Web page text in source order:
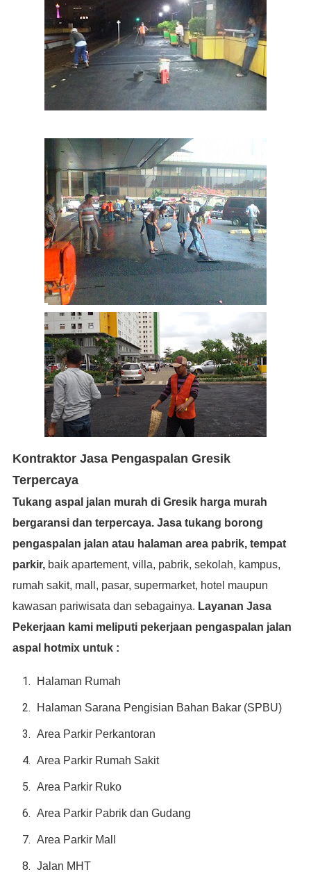
Kontraktor Jasa Pengaspalan Gresik
Terpercaya
Tukang aspal jalan murah di Gresik harga murah
bergaransi dan terpercaya. Jasa tukang borong
pengaspalan jalan atau halaman area pabrik, tempat
parkir,baik apartement, villa, pabrik, sekolah, kampus,
rumah sakit, mall, pasar, supermarket, hotel maupun
kawasan pariwisata dan sebagainya. Layanan Jasa
Pekerjaan kami meliputi pekerjaan pengaspalan jalan
aspal hotmix untuk :
Halaman Rumah
Halaman Sarana Pengisian Bahan Bakar (SPBU)
Area Parkir Perkantoran
Area Parkir Rumah Sakit
Area Parkir Ruko
Area Parkir Pabrik dan Gudang
Area Parkir Mall
Jalan MHT